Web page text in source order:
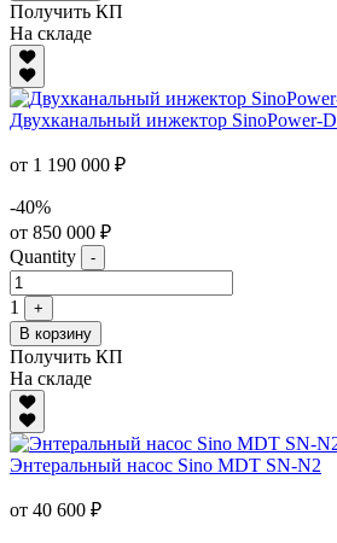
Получить КП
На складе
Двухканальный инжектор SinoPower-D
от 1 190 000 ₽
-40%
от 850 000 ₽
Quantity
-
1
+
В корзину
Получить КП
На складе
Энтеральный насос Sino MDT SN-N2
от 40 600 ₽